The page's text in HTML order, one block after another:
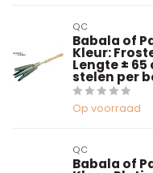
QC
Babala of
Kleur:
Lengte ±
stelen per
Op voorraad
QC
Babala of